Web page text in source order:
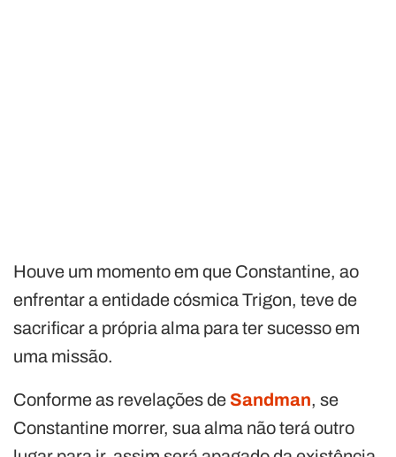
Houve um momento em que Constantine, ao
enfrentar a entidade cósmica Trigon, teve de
sacrificar a própria alma para ter sucesso em
uma missão.
Conforme as revelações de Sandman, se
Constantine morrer, sua alma não terá outro